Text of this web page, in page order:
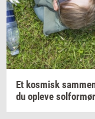
Et kos­misk
du op­le­ve